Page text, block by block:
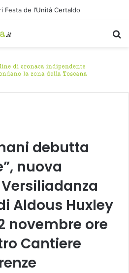
de l’Unità Certaldo
debutta
nuova
Aldous Huxley
novembre ore
Cantiere